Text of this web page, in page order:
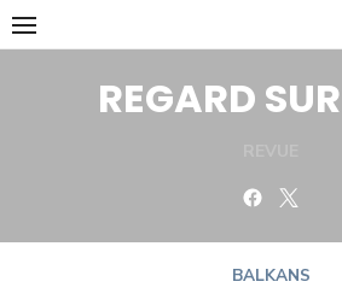
Skip
to
REGARD
Facebook
BALKANS